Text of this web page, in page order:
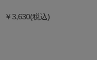
￥3,630(税込)